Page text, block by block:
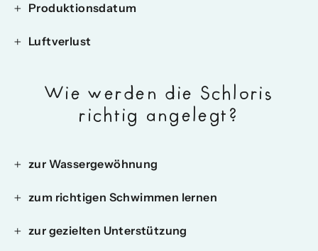
Produktionsdatum
Luftverlust
Wie werden die Schloris
richtig angelegt?
zur Wassergewöhnung
zum richtigen Schwimmen lernen
zur gezielten Unterstützung